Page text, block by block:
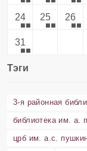
24 25 26
31
Тэги
3-я районная
библиотека им. а.
црб им. а.с.